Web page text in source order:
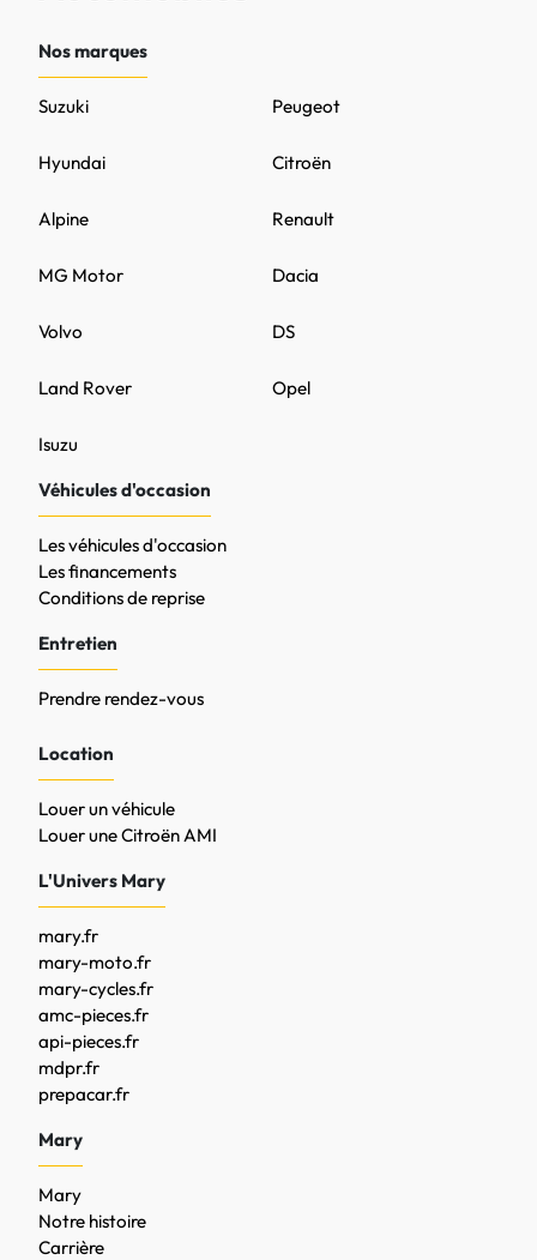
Nos marques
Peugeot
DS
MG Motor
Citroën
Opel
Volvo
Renault
Hyundai
Land Rover
Dacia
Alpine
Isuzu
Suzuki
Véhicules d'occasion
Les véhicules d'occasion
Les financements
Conditions de reprise
Entretien
Prendre rendez-vous
Location
Louer un véhicule
Louer une Citroën AMI
L'Univers Mary
mary.fr
mary-moto.fr
mary-cycles.fr
amc-pieces.fr
api-pieces.fr
mdpr.fr
prepacar.fr
Mary
Mary
Notre histoire
Carrière